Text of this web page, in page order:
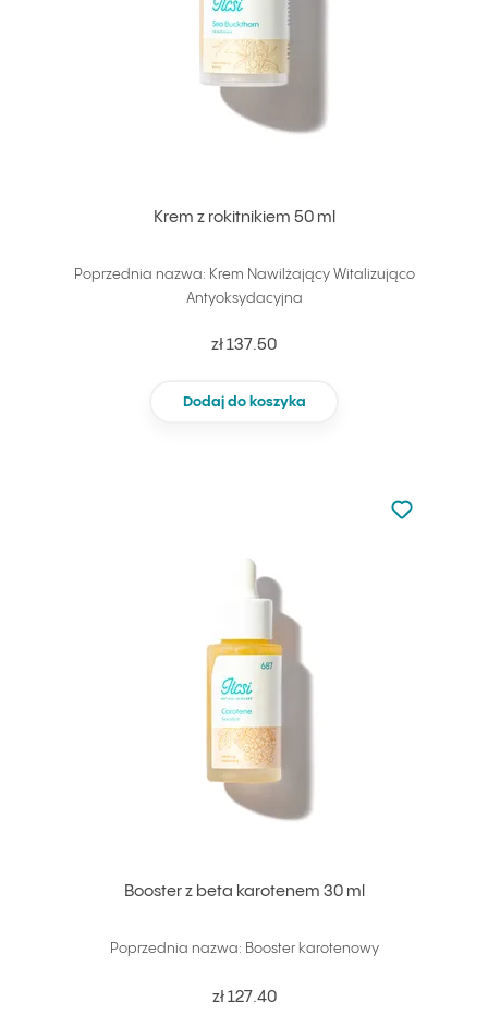
Krem z rokitnikiem 50 ml
Poprzednia nazwa: Krem Nawilżający Witalizująco
Antyoksydacyjna
zł 137.50
Dodaj do koszyka
Booster z beta karotenem 30 ml
Poprzednia nazwa: Booster karotenowy
zł 127.40
Nie dodano
Dodaj do